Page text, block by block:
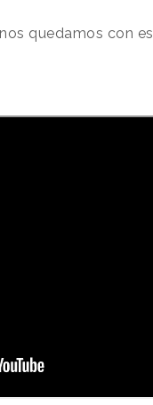
quedamos con